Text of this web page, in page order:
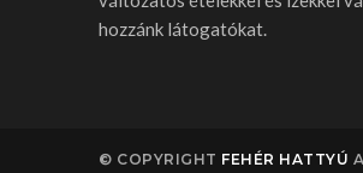
hozzánk látogatókat.
© COPYRIGHT FEHÉR HATTYÚ